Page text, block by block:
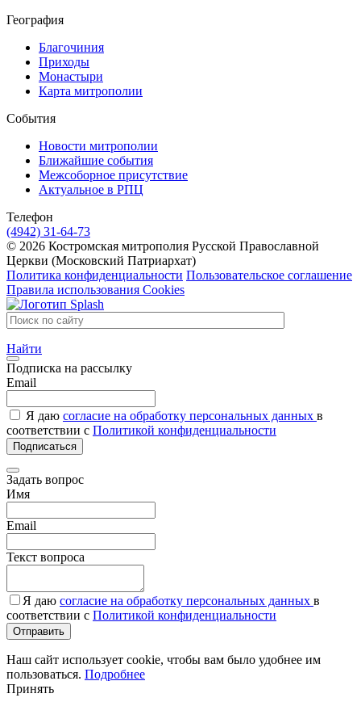
География
Благочиния
Приходы
Монастыри
Карта митрополии
События
Новости митрополии
Ближайшие события
Межсоборное присутствие
Актуальное в РПЦ
Телефон
(4942) 31-64-73
© 2026 Костромская митрополия Русской Православной
Церкви (Московский Патриархат)
Политика конфиденциальности Пользовательское соглашение
Правила использования Cookies
Найти
Подписка на рассылку
Email
Я даю согласие на обработку персональных данных в
соответствии с Политикой конфиденциальности
Подписаться
Задать вопрос
Имя
Email
Текст вопроса
Я даю согласие на обработку персональных данных в
соответствии с Политикой конфиденциальности
Отправить
Наш сайт использует cookie, чтобы вам было удобнее им
пользоваться. Подробнее
Принять